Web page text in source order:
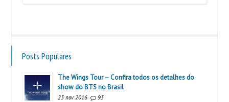
Posts Populares
The Wings Tour – Confira todos os detalhes do
show do BTS no Brasil
23 nov 2016 93